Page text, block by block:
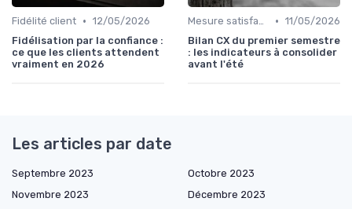
Fidélité client • 12/05/2026
Fidélisation par la confiance :
ce que les clients attendent
vraiment en 2026
Mesure satisfaction • 11/05/2026
Bilan CX du premier semestre
: les indicateurs à consolider
avant l'été
Les articles par date
Septembre 2023
Octobre 2023
Novembre 2023
Décembre 2023